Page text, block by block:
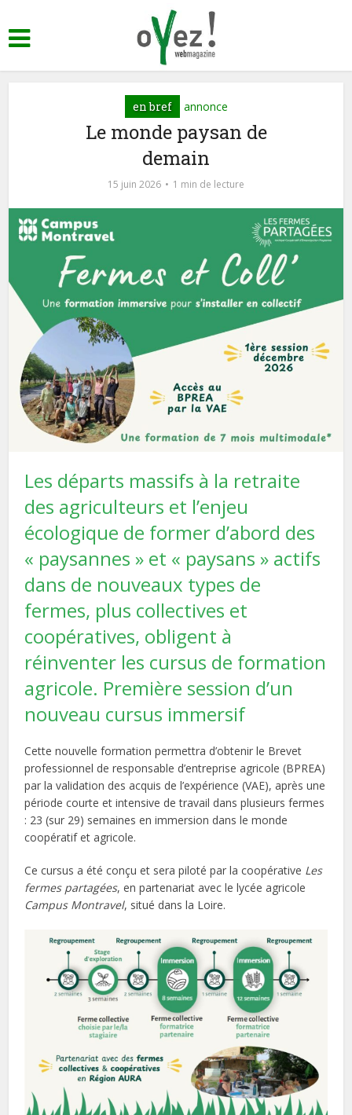
en bref annonce
Le monde paysan de
demain
15 juin 2026 1 min de lecture
Les départs massifs à la retraite
des agriculteurs et l’enjeu
écologique de former d’abord des
« paysannes » et « paysans » actifs
dans de nouveaux types de
fermes, plus collectives et
coopératives, obligent à
réinventer les cursus de formation
agricole. Première session d’un
nouveau cursus immersif
Cette nouvelle formation permettra d’obtenir le Brevet
professionnel de responsable d’entreprise agricole (BPREA)
par la validation des acquis de l’expérience (VAE), après une
période courte et intensive de travail dans plusieurs fermes
: 23 (sur 29) semaines en immersion dans le monde
coopératif et agricole.
Ce cursus a été conçu et sera piloté par la coopérative Les
fermes partagées, en partenariat avec le lycée agricole
Campus Montravel, situé dans la Loire.